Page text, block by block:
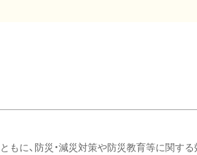
に、防災・減災対策や防災教育等に関する